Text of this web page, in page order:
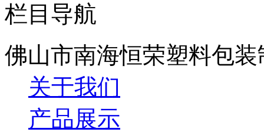
栏目导航
佛山市南海恒荣塑料包装
关于我们
产品展示